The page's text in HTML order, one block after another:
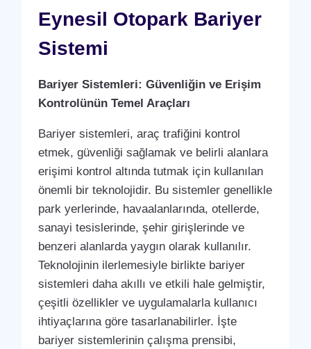
YAZILIMI
(PROGRAMI)
Eynesil Otopark Bariyer
Sistemi
Bariyer Sistemleri: Güvenliğin ve Erişim
Kontrolünün Temel Araçları
Bariyer sistemleri, araç trafiğini kontrol
etmek, güvenliği sağlamak ve belirli alanlara
erişimi kontrol altında tutmak için kullanılan
önemli bir teknolojidir. Bu sistemler genellikle
park yerlerinde, havaalanlarında, otellerde,
sanayi tesislerinde, şehir girişlerinde ve
benzeri alanlarda yaygın olarak kullanılır.
Teknolojinin ilerlemesiyle birlikte bariyer
sistemleri daha akıllı ve etkili hale gelmiştir,
çeşitli özellikler ve uygulamalarla kullanıcı
ihtiyaçlarına göre tasarlanabilirler. İşte
bariyer sistemlerinin çalışma prensibi,